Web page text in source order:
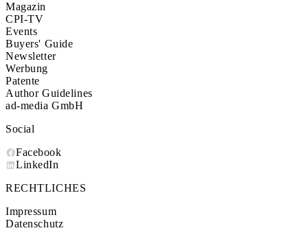
Magazin
CPI-TV
Events
Buyers' Guide
Newsletter
Werbung
Patente
Author Guidelines
ad-media GmbH
Social
Facebook
LinkedIn
RECHTLICHES
Impressum
Datenschutz